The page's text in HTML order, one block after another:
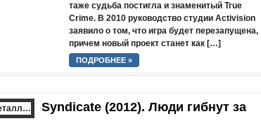
таже судьба постигла и знаменитый True
Crime. В 2010 руководство студии Activision
заявило о том, что игра будет перезапущена,
причем новый проект станет как […]
ПОДРОБНЕЕ »
Syndicate (2012). Люди гибнут за